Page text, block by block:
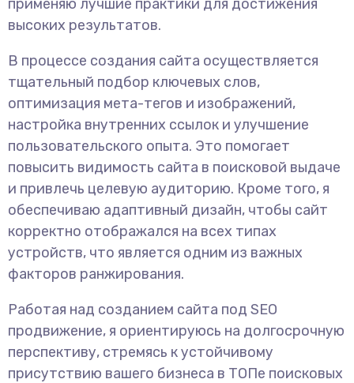
применяю лучшие практики для достижения
высоких результатов.
В процессе создания сайта осуществляется
тщательный подбор ключевых слов,
оптимизация мета-тегов и изображений,
настройка внутренних ссылок и улучшение
пользовательского опыта. Это помогает
повысить видимость сайта в поисковой выдаче
и привлечь целевую аудиторию. Кроме того, я
обеспечиваю адаптивный дизайн, чтобы сайт
корректно отображался на всех типах
устройств, что является одним из важных
факторов ранжирования.
Работая над созданием сайта под SEO
продвижение, я ориентируюсь на долгосрочную
перспективу, стремясь к устойчивому
присутствию вашего бизнеса в ТОПе поисковых